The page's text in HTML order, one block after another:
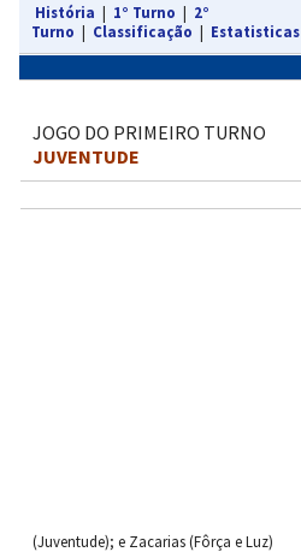
História | 1° Turno | 2°
Turno | Classificação | Estatisticas
JOGO DO PRIMEIRO TURNO
JUVENTUDE
(Juventude); e Zacarias (Fôrça e Luz)